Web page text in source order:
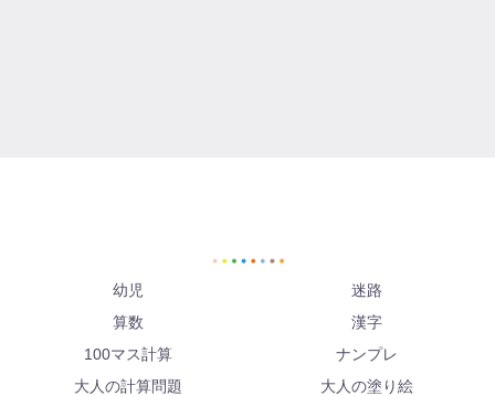
幼児
迷路
算数
漢字
100マス計算
ナンプレ
大人の計算問題
大人の塗り絵